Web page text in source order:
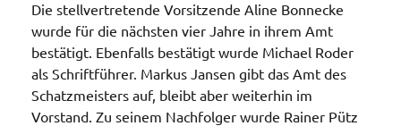
Die stellvertretende Vorsitzende Aline Bonnecke
wurde für die nächsten vier Jahre in ihrem Amt
bestätigt. Ebenfalls bestätigt wurde Michael Roder
als Schriftführer. Markus Jansen gibt das Amt des
Schatzmeisters auf, bleibt aber weiterhin im
Vorstand. Zu seinem Nachfolger wurde Rainer Pütz